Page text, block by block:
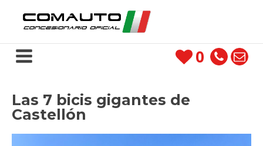
0
Las 7 bicis gigantes de
Castellón